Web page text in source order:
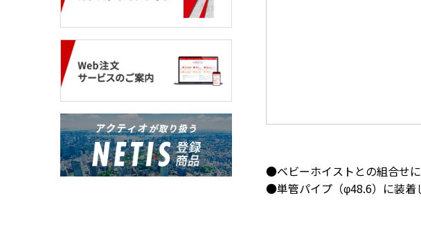
●ベビーホイストとの組合せ
●単管パイプ（φ48.6）に装着